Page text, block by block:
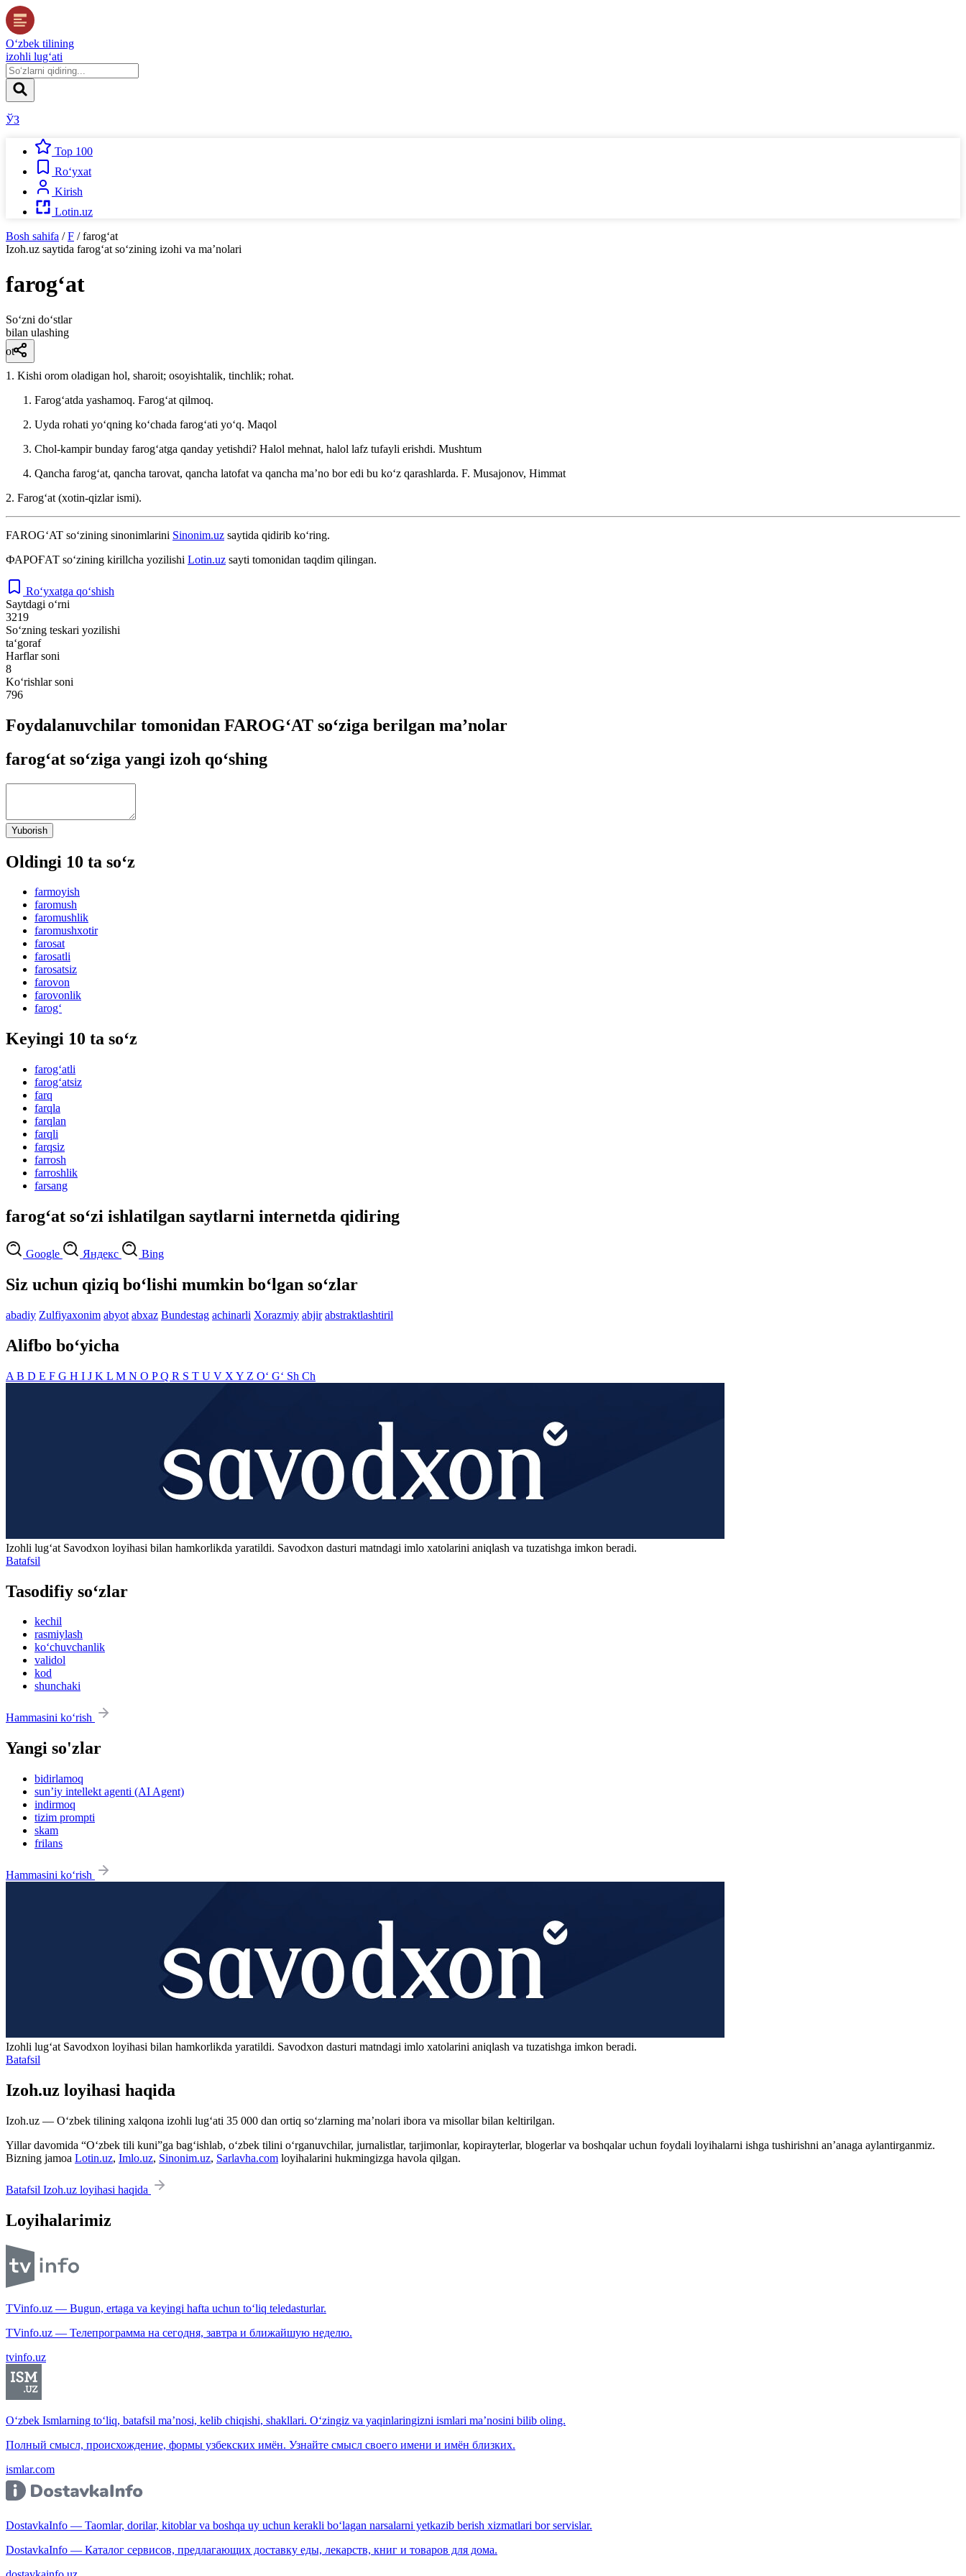
O‘zbek tilining
izohli lug‘ati
ЎЗ
Top 100
Ro‘yxat
Kirish
Lotin.uz
Bosh sahifa / F / farog‘at
Izoh.uz saytida farog‘at so‘zining izohi va ma’nolari
farog‘at
So‘zni do‘stlar
bilan ulashing
ot
1. Kishi orom oladigan hol, sharoit; osoyishtalik, tinchlik; rohat.
Farogʻatda yashamoq. Farogʻat qilmoq.
Uyda rohati yoʻqning koʻchada farogʻati yoʻq. Maqol
Chol-kampir bunday farogʻatga qanday yetishdi? Halol mehnat, halol lafz tufayli erishdi. Mushtum
Qancha farogʻat, qancha tarovat, qancha latofat va qancha maʼno bor edi bu koʻz qarashlarda. F. Musajonov, Himmat
2. Farogʻat (xotin-qizlar ismi).
FAROG‘AT so‘zining sinonimlarini Sinonim.uz saytida qidirib ko‘ring.
ФАРОҒАТ so‘zining kirillcha yozilishi Lotin.uz sayti tomonidan taqdim qilingan.
Ro‘yxatga qo‘shish
Saytdagi o‘rni
3219
So‘zning teskari yozilishi
ta‘goraf
Harflar soni
8
Ko‘rishlar soni
796
Foydalanuvchilar tomonidan FAROG‘AT so‘ziga berilgan ma’nolar
farog‘at so‘ziga yangi izoh qo‘shing
Yuborish
Oldingi 10 ta so‘z
farmoyish
faromush
faromushlik
faromushxotir
farosat
farosatli
farosatsiz
farovon
farovonlik
farog‘
Keyingi 10 ta so‘z
farog‘atli
farog‘atsiz
farq
farqla
farqlan
farqli
farqsiz
farrosh
farroshlik
farsang
farog‘at so‘zi ishlatilgan saytlarni internetda qidiring
Google Яндекс Bing
Siz uchun qiziq bo‘lishi mumkin bo‘lgan so‘zlar
abadiy Zulfiyaxonim abyot abxaz Bundestag achinarli Xorazmiy abjir abstraktlashtiril
Alifbo bo‘yicha
A B D E F G H I J K L M N O PQ R S T U V X Y Z O‘ G‘ Sh Ch
Izohli lugʻat Savodxon loyihasi bilan hamkorlikda yaratildi. Savodxon dasturi matndagi imlo xatolarini aniqlash va tuzatishga imkon beradi.
Batafsil
Tasodifiy so‘zlar
kechil
rasmiylash
ko‘chuvchanlik
validol
kod
shunchaki
Hammasini ko‘rish
Yangi so'zlar
bidirlamoq
sun’iy intellekt agenti (AI Agent)
indirmoq
tizim prompti
skam
frilans
Hammasini ko‘rish
Izohli lugʻat Savodxon loyihasi bilan hamkorlikda yaratildi. Savodxon dasturi matndagi imlo xatolarini aniqlash va tuzatishga imkon beradi.
Batafsil
Izoh.uz loyihasi haqida
Izoh.uz — O‘zbek tilining xalqona izohli lug‘ati 35 000 dan ortiq so‘zlarning ma’nolari ibora va misollar bilan keltirilgan.
Yillar davomida “O‘zbek tili kuni”ga bag‘ishlab, o‘zbek tilini o‘rganuvchilar, jurnalistlar, tarjimonlar, kopirayterlar, blogerlar va boshqalar uchun foydali loyihalarni ishga tushirishni an’anaga aylantirganmiz.
Bizning jamoa Lotin.uz, Imlo.uz, Sinonim.uz, Sarlavha.com loyihalarini hukmingizga havola qilgan.
Batafsil Izoh.uz loyihasi haqida
Loyihalarimiz
TVinfo.uz — Bugun, ertaga va keyingi hafta uchun to‘liq teledasturlar.
TVinfo.uz — Телепрограмма на сегодня, завтра и ближайшую неделю.
tvinfo.uz
O‘zbek Ismlarning to‘liq, batafsil ma’nosi, kelib chiqishi, shakllari. O‘zingiz va yaqinlaringizni ismlari ma’nosini bilib oling.
Полный смысл, происхождение, формы узбекских имён. Узнайте смысл своего имени и имён близких.
ismlar.com
DostavkaInfo — Taomlar, dorilar, kitoblar va boshqa uy uchun kerakli bo‘lagan narsalarni yetkazib berish xizmatlari bor servislar.
DostavkaInfo — Каталог сервисов, предлагающих доставку еды, лекарств, книг и товаров для дома.